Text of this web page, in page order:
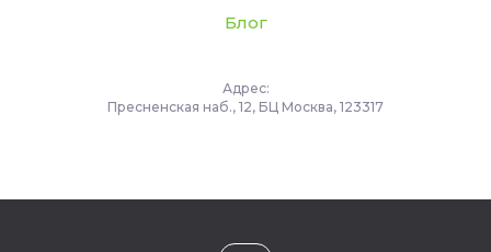
Блог
Адрес:
Пресненская наб., 12, БЦ Москва, 123317